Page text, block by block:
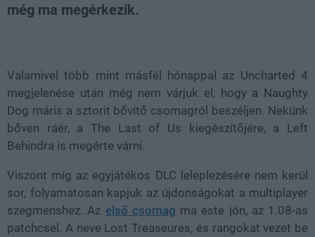
még ma megérkezik.
Valamivel több mint másfél hónappal az Uncharted 4
megjelenése után még nem várjuk el, hogy a Naughty
Dog máris a sztorit bővítő csomagról beszéljen. Nekünk
bőven ráér, a The Last of Us kiegészítőjére, a Left
Behindra is megérte várni.
Viszont míg az egyjátékos DLC leleplezésére nem kerül
sor, folyamatosan kapjuk az újdonságokat a multiplayer
szegmenshez. Az első csomag ma este jön, az 1.08-as
patchcsel. A neve Lost Treaseures, és rangokat vezet be